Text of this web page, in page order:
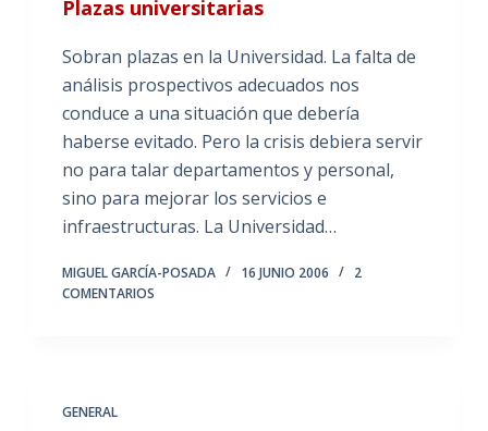
Plazas universitarias
Sobran plazas en la Universidad. La falta de
análisis prospectivos adecuados nos
conduce a una situación que debería
haberse evitado. Pero la crisis debiera servir
no para talar departamentos y personal,
sino para mejorar los servicios e
infraestructuras. La Universidad…
MIGUEL GARCÍA-POSADA 16 JUNIO 2006
2
COMENTARIOS
GENERAL